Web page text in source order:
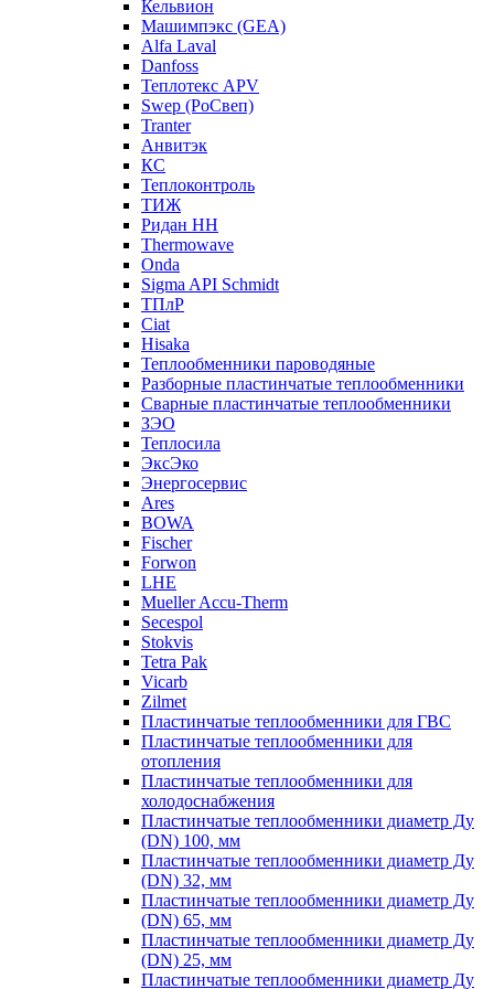
Кельвион
Машимпэкс (GEA)
Alfa Laval
Danfoss
Теплотекс APV
Swep (РоСвеп)
Tranter
Анвитэк
КС
Теплоконтроль
ТИЖ
Ридан НН
Thermowave
Onda
Sigma API Schmidt
ТПлР
Ciat
Hisaka
Теплообменники пароводяные
Разборные пластинчатые теплообменники
Сварные пластинчатые теплообменники
ЗЭО
Теплосила
ЭксЭко
Энергосервис
Ares
BOWA
Fischer
Forwon
LHE
Mueller Accu-Therm
Secespol
Stokvis
Tetra Pak
Vicarb
Zilmet
Пластинчатые теплообменники для ГВС
Пластинчатые теплообменники для
отопления
Пластинчатые теплообменники для
холодоснабжения
Пластинчатые теплообменники диаметр Ду
(DN) 100, мм
Пластинчатые теплообменники диаметр Ду
(DN) 32, мм
Пластинчатые теплообменники диаметр Ду
(DN) 65, мм
Пластинчатые теплообменники диаметр Ду
(DN) 25, мм
Пластинчатые теплообменники диаметр Ду